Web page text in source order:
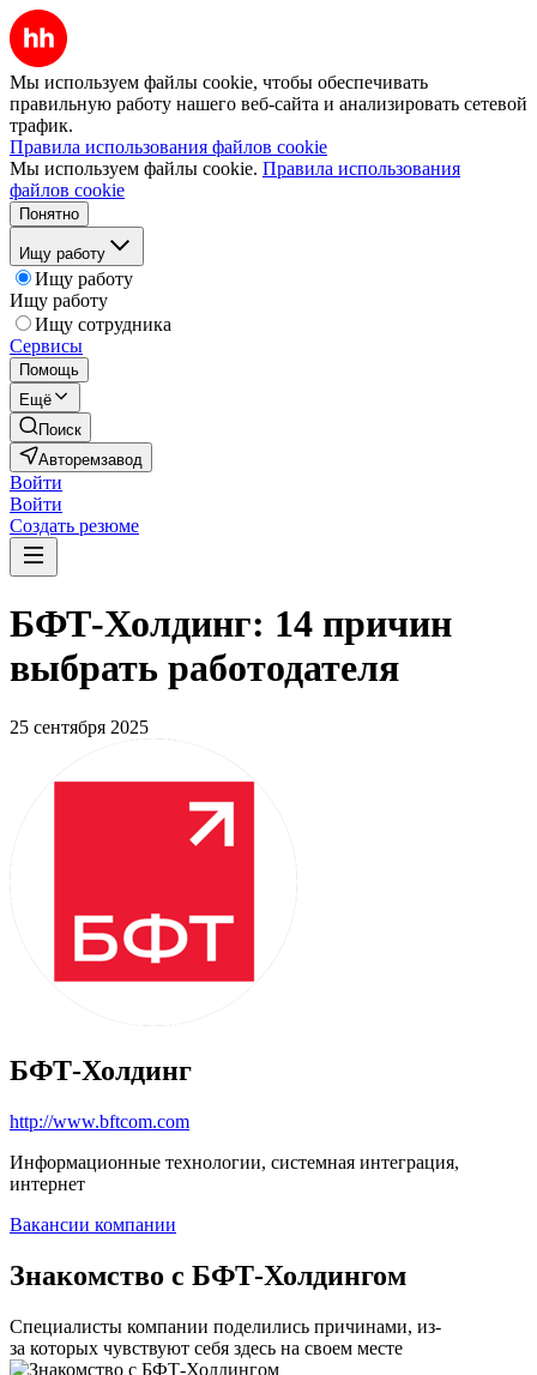
Мы используем файлы cookie, чтобы обеспечивать
правильную работу нашего веб-сайта и анализировать сетевой
трафик.
Правила использования файлов cookie
Мы используем файлы cookie. Правила использования
файлов cookie
Понятно
Ищу работу
Ищу работу
Ищу работу
Ищу сотрудника
Сервисы
Помощь
Ещё
Поиск
Авторемзавод
Войти
Войти
Создать резюме
БФТ-Холдинг: 14 причин
выбрать работодателя
25 сентября 2025
БФТ-Холдинг
http://www.bftcom.com
Информационные технологии, системная интеграция,
интернет
Вакансии компании
Знакомство с БФТ-Холдингом
Специалисты компании поделились причинами, из-
за которых чувствуют себя здесь на своем месте